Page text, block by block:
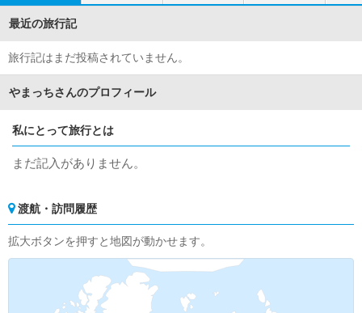
最近の旅行記
旅行記はまだ投稿されていません。
やまっちさんのプロフィール
私にとって旅行とは
まだ記入がありません。
渡航・訪問履歴
拡大ボタンを押すと地図が動かせます。